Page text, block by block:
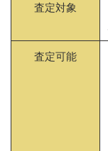
査定対象
査定可能